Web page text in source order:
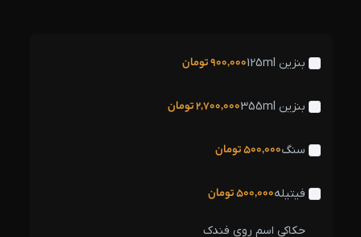
900,000تومان بنزین 125ml
2,700,000تومان بنزین 355ml
500,000تومان سنگ
500,000تومان فیتیله
حکاکی اسم روی فندک